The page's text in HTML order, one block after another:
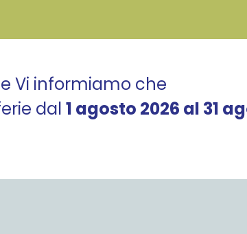
Vi informiamo che
dal 1 agosto 2026 al 31